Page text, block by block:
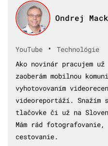
Ondrej
YouTube •
Technológie
Ako novinár pracujem
zaoberám mobilnou
vyhotovovaním
videoreportáží. Snažím
tlačovke či už na
Mám rád
cestovanie.